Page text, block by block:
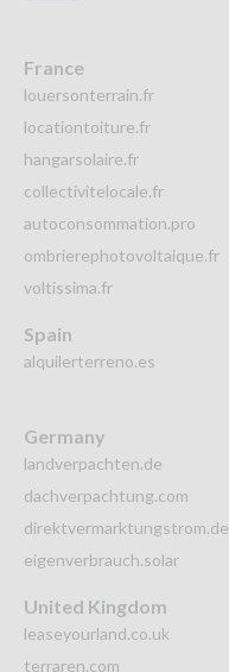
France
louersonterrain.fr
locationtoiture.fr
hangarsolaire.fr
collectivitelocale.fr
autoconsommation.pro
ombrierephotovoltaique.fr
voltissima.fr
Spain
alquilerterreno.es
Germany
landverpachten.de
dachverpachtung.com
direktvermarktungstrom.de
eigenverbrauch.solar
United Kingdom
leaseyourland.co.uk
terraren.com